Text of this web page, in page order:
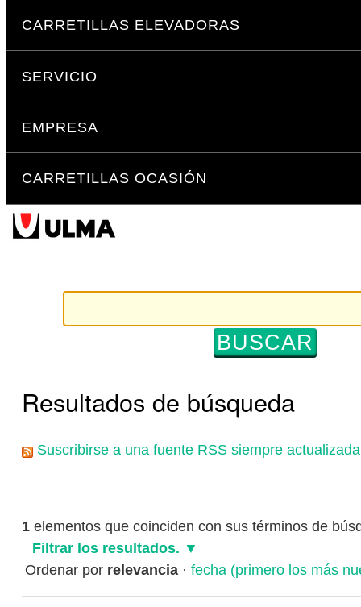
Saltar
a
navegación
CARRETILLAS ELEVADORAS
SERVICIO
EMPRESA
CARRETILLAS OCASIÓN
Resultados de búsqueda
Suscribirse a una fuente RSS siempre
1elementos que coinciden con sus términos de
Filtrar los resultados.
Ordenar por relevancia · fecha (primero los más